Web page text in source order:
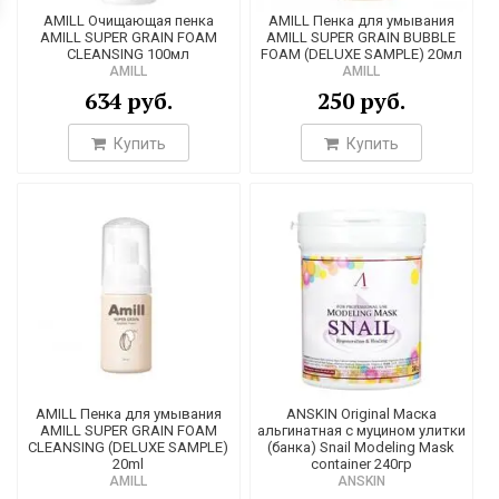
17
11
1
2
1
AMILL Очищающая пенка
AMILL SUPER GRAIN FOAM
CLEANSING 100мл
AMILL
634 руб.
Купить
AMILL Пенка для умывания
AMILL SUPER GRAIN BUBBLE
FOAM (DELUXE SAMPLE) 20мл
AMILL
250 руб.
Купить
AMILL Пенка для умывания
AMILL SUPER GRAIN FOAM
CLEANSING (DELUXE SAMPLE)
20ml
AMILL
ANSKIN Original Маска
альгинатная с муцином улитки
(банка) Snail Modeling Mask
container 240гр
ANSKIN